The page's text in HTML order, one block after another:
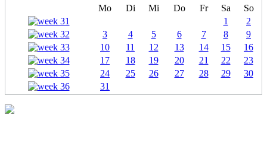
Mo Di Mi Do Fr Sa
So
1
2
3
4 5 6 7 8
9
10
11 12 13 14 15
16
17
18 19 20 21 22
23
24
25 26 27 28 29
30
31